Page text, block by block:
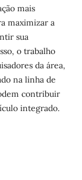
mais
maximizar a
sua
o trabalho
da área,
na linha de
contribuir
integrado.